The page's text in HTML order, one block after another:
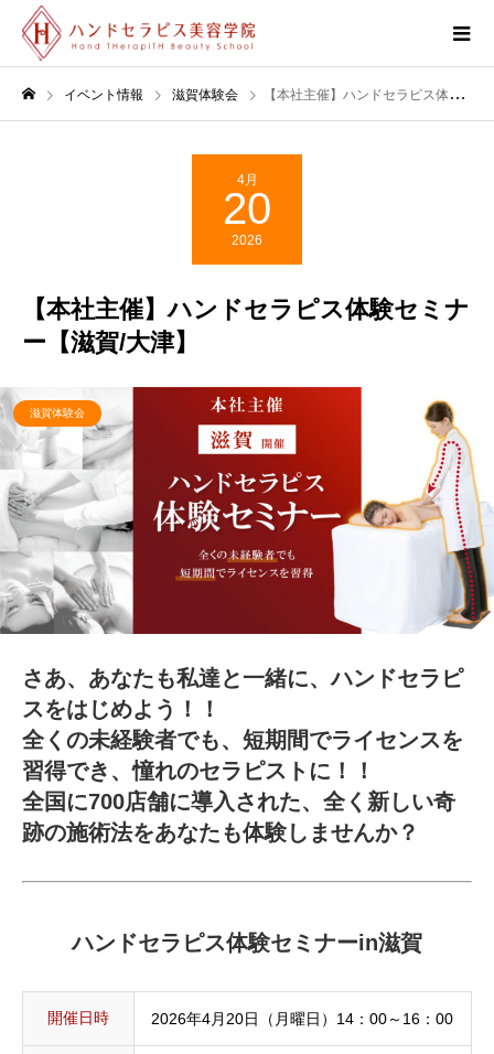
イベント情報 滋賀体験会 【本社主催】ハンドセラピス体験セミナー【滋賀/大津】
4月
20
2026
【本社主催】ハンドセラピス体験セミナ
ー【滋賀/大津】
滋賀体験会
さあ、あなたも私達と一緒に、ハンドセラピ
スをはじめよう！！
全くの未経験者でも、短期間でライセンスを
習得でき、憧れのセラピストに！！
全国に700店舗に導入された、全く新しい奇
跡の施術法をあなたも体験しませんか？
ハンドセラピス体験セミナーin滋賀
開催日時 2026年4月20日（月曜日）14：00～16：00